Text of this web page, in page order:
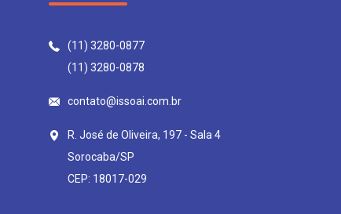
(11) 3280-0877
(11) 3280-0878
contato@issoai.com.br
R. José de Oliveira, 197 - Sala 4
Sorocaba/SP
CEP: 18017-029